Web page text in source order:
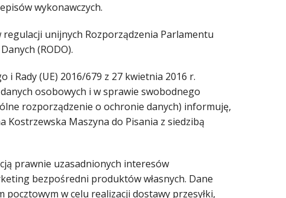
wykonawczych.
unijnych Rozporządzenia Parlamentu
(RODO).
Rady (UE) 2016/679 z 27 kwietnia 2016 r.
osobowych i w sprawie swobodnego
rozporządzenie o ochronie danych) informuję,
Maszyna do Pisania z siedzibą
prawnie uzasadnionych interesów
bezpośredni produktów własnych. Dane
w celu realizacji dostawy przesyłki,